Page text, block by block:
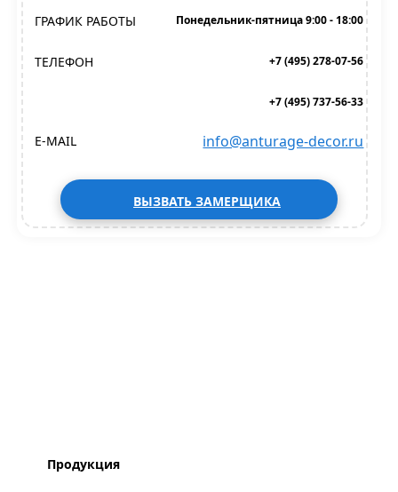
ГРАФИК РАБОТЫ Понедельник-пятница 9:00 - 18:00
ТЕЛЕФОН +7 (495) 278-07-56
+7 (495) 737-56-33
E-MAIL info@anturage-decor.ru
ВЫЗВАТЬ ЗАМЕРЩИКА
Продукция